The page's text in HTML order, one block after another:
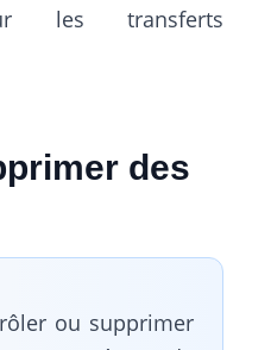
les transferts
des
ou supprimer